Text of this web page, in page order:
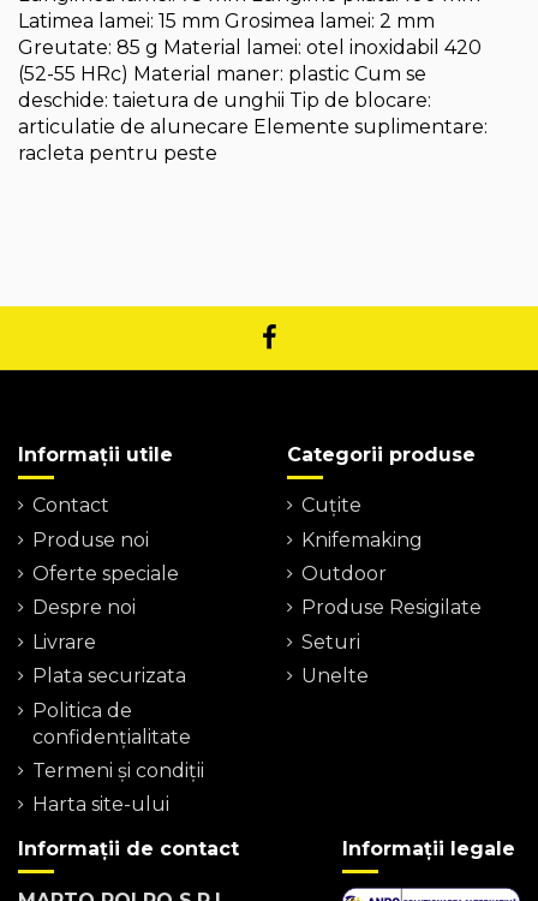
Latimea lamei: 15 mm Grosimea lamei: 2 mm
Greutate: 85 g Material lamei: otel inoxidabil 420
(52-55 HRc) Material maner: plastic Cum se
deschide: taietura de unghii Tip de blocare:
articulatie de alunecare Elemente suplimentare:
racleta pentru peste
Informații utile
Contact
Produse noi
Oferte speciale
Despre noi
Livrare
Plata securizata
Politica de
confidențialitate
Termeni şi condiţii
Harta site-ului
Categorii produse
Cuțite
Knifemaking
Outdoor
Produse Resigilate
Seturi
Unelte
Informații de contact Informații legale